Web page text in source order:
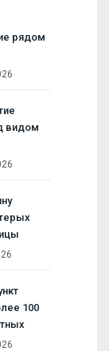
рядом
видом
100